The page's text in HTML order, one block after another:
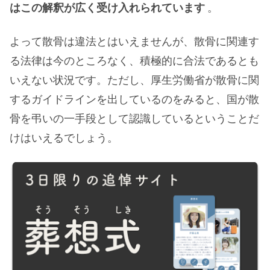
はこの解釈が広く受け入れられています 。
よって散骨は違法とはいえませんが、散骨に関連す
る法律は今のところなく、積極的に合法であるとも
いえない状況です。ただし、厚生労働省が散骨に関
するガイドラインを出しているのをみると、国が散
骨を弔いの一手段として認識しているということだ
けはいえるでしょう。